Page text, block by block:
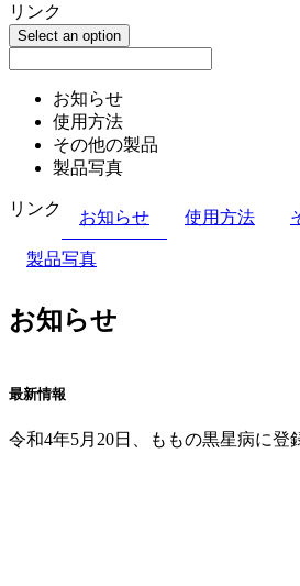
リンク
Select an option
お知らせ
使用方法
その他の製品
製品写真
リンク お知らせ 使用方法
製品写真
お知らせ
最新情報
令和4年5月20日、ももの黒星病に登